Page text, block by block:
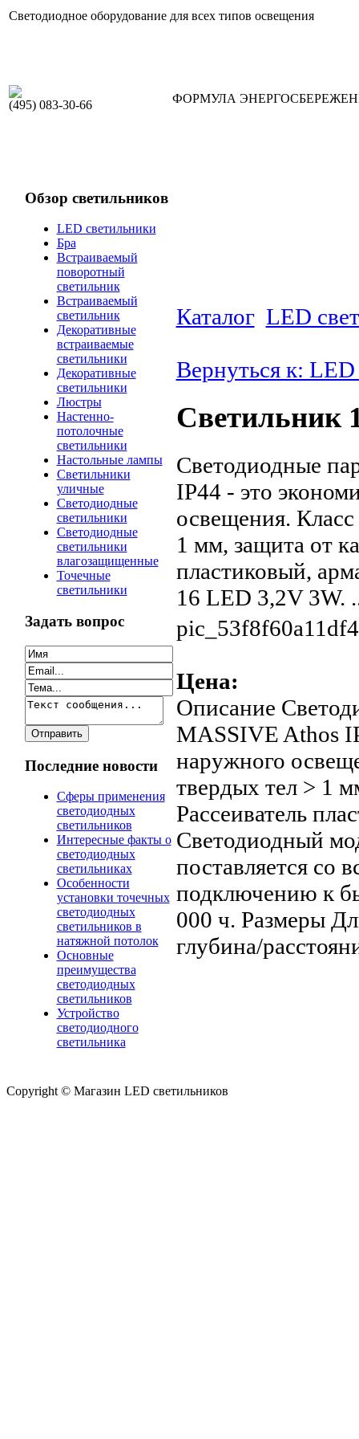
Светодиодное оборудование для всех типов освещения
(495) 083-30-66 ФОРМУЛА
Обзор светильников
LED светильники
Бра
Встраиваемый
поворотный
светильник
Встраиваемый
светильник
Декоративные
встраиваемые
светильники
Декоративные
светильники
Люстры
Настенно-
потолочные
светильники
Настольные лампы
Светильники
уличные
Светодиодные
светильники
Светодиодные
светильники
влагозащищенные
Точечные
светильники
Задать вопрос
Последние новости
Сферы применения
светодиодных
светильников
Интересные факты о
светодиодных
светильниках
Особенности
установки точечных
светодиодных
светильников в
натяжной потолок
Основные
преимущества
светодиодных
светильников
Устройство
светодиодного
светильника
Каталог LED
Вернуться к:
Светильник
Светодиодные
IP44 - это
освещения.
1 мм, защита от
пластиковый,
16 LED 3,2V 3W.
Цена:
Описание
MASSIVE Athos
наружного
твердых тел > 1
Рассеиватель
Светодиодный
поставляется со
подключению к
000 ч. Размеры
глубина/
Copyright © Магазин LED светильников